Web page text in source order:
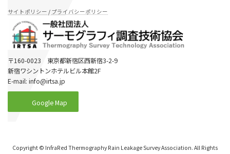
サイトポリシー / プライバシーポリシー
〒160-0023 東京都新宿区西新宿3-2-9
新宿ワシントンホテルビル本館2F
E-mail: info@irtsa.jp
Google Map
Copyright © InfraRed Thermography Rain Leakage Survey Association. All Rights